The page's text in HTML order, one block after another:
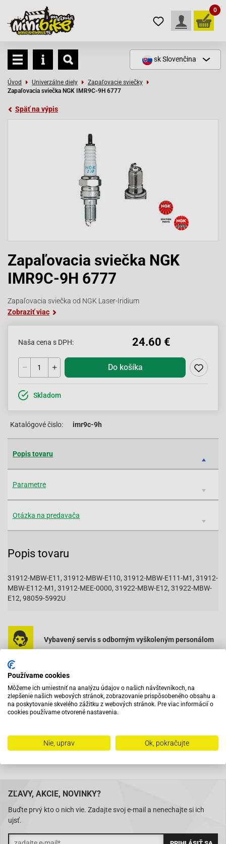
0
skSlovenčina
Úvod Univerzálne diely
Zapaľovacie sviečky
Zapaľovacia sviečka NGK IMR9C-9H 6777
Späť na výpis
Zapaľovacia sviečka NGK
IMR9C-9H 6777
Zapaľovacia sviečka od NGK Laser-Iridium
Zobraziť viac
Naša cena s DPH: 24.60 €
Do košíka
Skladom
Katalógové čislo: imr9c-9h
Popis tovaru
Parametre
Otázka na predavača
Popis tovaru
31912-MBW-E11, 31912-MBW-E110, 31912-MBW-E111-M1, 31912-
MBW-E112-M1, 31912-MEE-0000, 31922-MBW-E12, 31922-MBW-
E12, 98059-5992U
Vybavený servis s odborným vyškoleným personálom
Na trhu od roku 2007
ZĽAVY, AKCIE, NOVINKY?
Buďte prvý kto o nich vie. Zadajte svoj e-mail a nenechajte si ich
ujsť.
Používame cookies
Môžeme ich umiestniť na analýzu údajov o našich návštevníkoch, na
zlepšenie našich webových stránok, zobrazovanie prispôsobeného obsahu a
na poskytovanie skvelého zážitku z webových stránok. Pre viac informácií o
cookies používame otvorené nastavenia.
Nie, uprav Ok, pokračujte